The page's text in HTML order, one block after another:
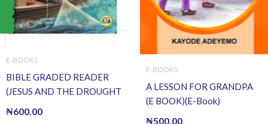
E-BOOKS
BIBLE GRADED READER
(JESUS AND THE DROUGHT
₦600.00
E-BOOKS
A LESSON FOR GRANDPA
(E BOOK)(E-Book)
₦500.00